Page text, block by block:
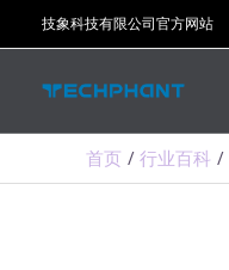
至
技象科技有限公司官方网站
首页 行业百科